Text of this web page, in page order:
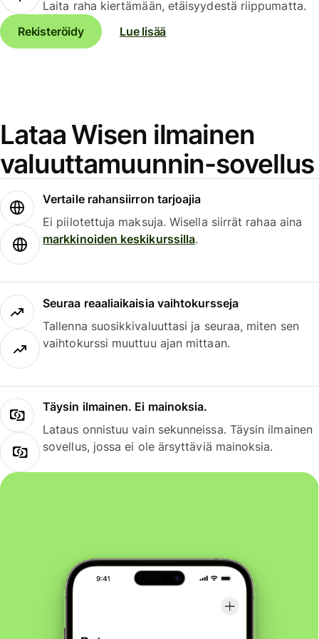
Laita raha kiertämään, etäisyydestä riippumatta.
Rekisteröidy
Lue lisää
Lataa Wisen ilmainen
valuuttamuunnin-sovellus
Vertaile rahansiirron tarjoajia
Ei piilotettuja maksuja. Wisella siirrät rahaa aina
markkinoiden keskikurssilla.
Seuraa reaaliaikaisia vaihtokursseja
Tallenna suosikkivaluuttasi ja seuraa, miten sen
vaihtokurssi muuttuu ajan mittaan.
Täysin ilmainen. Ei mainoksia.
Lataus onnistuu vain sekunneissa. Täysin ilmainen
sovellus, jossa ei ole ärsyttäviä mainoksia.